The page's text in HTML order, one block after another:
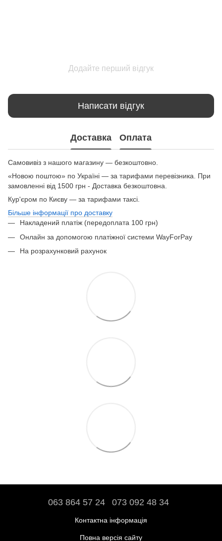
Додайте перший відгук
Написати відгук
Доставка Оплата
Самовивіз з нашого магазину — безкоштовно.
«Новою поштою» по Україні — за тарифами перевізника. При
замовленні від 1500 грн - Доставка безкоштовна.
Кур'єром по Києву — за тарифами таксі.
Більше інформації про доставку
Накладений платіж (передоплата 100 грн)
Онлайн за допомогою платіжної системи WayForPay
На розрахунковий рахунок
063 864 57 24 073 092 48 34
Контактна інформація
Повна версія сайту